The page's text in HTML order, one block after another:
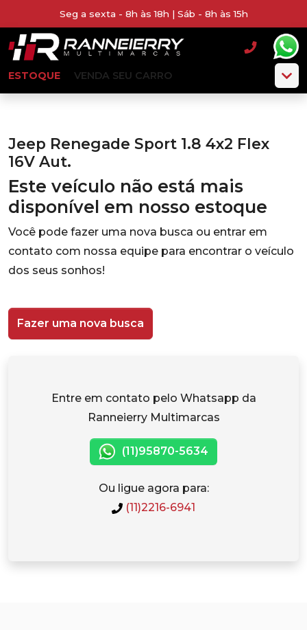
Seg a sexta - 8h às 18h | Sáb - 8h às 15h
ESTOQUE VENDA SEU CARRO
Jeep Renegade Sport 1.8 4x2 Flex
16V Aut.
Este veículo não está mais
disponível em nosso estoque
Você pode fazer uma nova busca ou entrar em
contato com nossa equipe para encontrar o veículo
dos seus sonhos!
Fazer uma nova busca
Entre em contato pelo Whatsapp da
Ranneierry Multimarcas
(11)95870-5634
Ou ligue agora para:
(11)2216-6941